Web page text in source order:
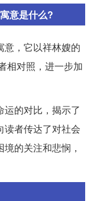
意是什么?
意，它以祥林嫂的
相对照，进一步加
的对比，揭示了
读者传达了对社会
的关注和悲悯，